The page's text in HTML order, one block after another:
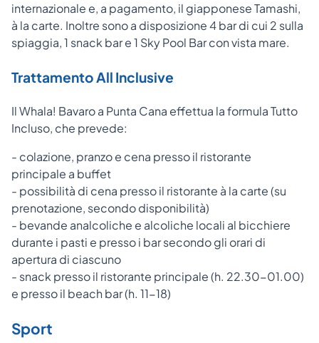
internazionale e, a pagamento, il giapponese Tamashi,
à la carte. Inoltre sono a disposizione 4 bar di cui 2 sulla
spiaggia, 1 snack bar e 1 Sky Pool Bar con vista mare.
Trattamento All Inclusive
Il Whala! Bavaro a Punta Cana effettua la formula Tutto
Incluso, che prevede:
- colazione, pranzo e cena presso il ristorante
principale a buffet
- possibilità di cena presso il ristorante à la carte (su
prenotazione, secondo disponibilità)
- bevande analcoliche e alcoliche locali al bicchiere
durante i pasti e presso i bar secondo gli orari di
apertura di ciascuno
- snack presso il ristorante principale (h. 22.30-01.00)
e presso il beach bar (h. 11-18)
Sport